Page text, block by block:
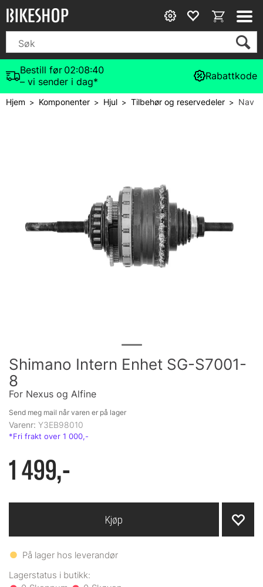
Bestill før 02:08:40
– vi sender i dag*
Rabattkode
Hjem> Komponenter> Hjul >Tilbehør og reservedeler> Nav
Shimano Intern Enhet SG-S7001-
8
For Nexus og Alfine
Varenr: Y3EB98010
1 499,-
På lager hos leverandør
Kjøp
Send meg mail når varen er på lager